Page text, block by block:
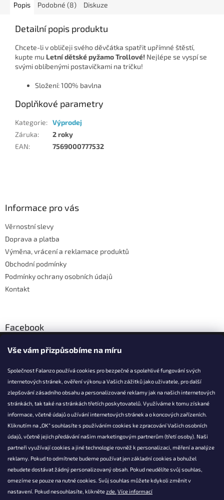
Vše vám přizpůsobíme na míru
Společnost Falanzo používá cookies pro bezpečné a spolehlivé fungování svých
internetových stránek, ověření výkonu a Vašich zážitků jako uživatele, pro další
zlepšování zásadního obsahu a personalizované reklamy jak na našich internetových
stránkách, tak také na stránkách třetích poskytovatelů. Využíváme k tomu získané
informace, včetně údajů o užívání internetových stránek a o koncových zařízeních.
Kliknutím na „OK“ souhlasíte s používáním cookies ke zpracování Vašich osobních
údajů, včetně jejich předávání našim marketingovým partnerům (třetí osoby). Naši
partneři využívají cookies a jiné technologie rovněž k personalizaci, měření a analýze
reklamy. Pokud to odmítnete budeme používat jen základní cookies a bohužel
nebudete dostávat žádný personalizovaný obsah. Pokud neudělíte svůj souhlas,
omezíme se pouze na nutné cookies. Svůj souhlas můžete kdykoli změnit v
nastavení. Pokud nesouhlasíte, kliknětezde. Více informací
Popis Podobné (8) Diskuze
Detailní popis produktu
Chcete-li v obličeji svého děvčátka spatřit upřímné štěstí,
kupte mu Letní dětské pyžamo Trollové! Nejlépe se vyspí se
svými oblíbenými postavičkami na tričku!
Složení: 100% bavlna
Doplňkové parametry
Kategorie: Výprodej
Záruka:
2 roky
EAN: 7569000777532
Informace pro vás
Věrnostní slevy
Doprava a platba
Výměna, vrácení a reklamace produktů
Obchodní podmínky
Podmínky ochrany osobních údajů
Kontakt
Facebook
KONTAKT
info@falanzo.cz
Falanzo.cz
FalanzoCZ